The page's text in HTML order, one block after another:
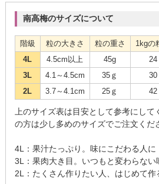
南高梅のサイズについて
階級 粒の大きさ 粒の重さ
1kgの
4L
4.5cm以上 45g
24
3L
4.1～4.5cm 35ｇ
30
2L
3.7～4.1cm 25ｇ 42
上のサイズ表は目安として参考にして
の方は少し多めのサイズでご注文くだ
4L：果汁たっぷり。味にこだわる人に
3L：果肉大き目。いつもと変わらない
2L：たくさん作りたい人、はじめて作